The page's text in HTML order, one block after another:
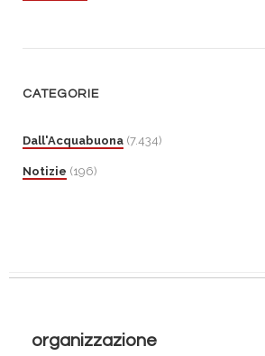
CATEGORIE
Dall'Acquabuona (7.434)
Notizie (196)
organizzazione